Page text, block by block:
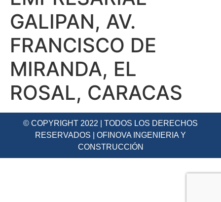
GALIPAN, AV.
FRANCISCO DE
MIRANDA, EL
ROSAL, CARACAS
© COPYRIGHT 2022 | TODOS LOS DERECHOS
RESERVADOS | OFINOVA INGENIERIA Y
CONSTRUCCIÓN